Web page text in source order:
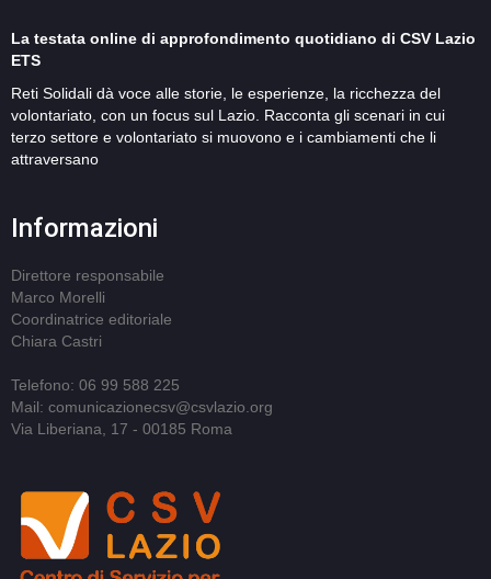
La testata online di approfondimento quotidiano di CSV Lazio
ETS
Reti Solidali dà voce alle storie, le esperienze, la ricchezza del
volontariato, con un focus sul Lazio. Racconta gli scenari in cui
terzo settore e volontariato si muovono e i cambiamenti che li
attraversano
Informazioni
Direttore responsabile
Marco Morelli
Coordinatrice editoriale
Chiara Castri
Telefono: 06 99 588 225
Mail: comunicazionecsv@csvlazio.org
Via Liberiana, 17 - 00185 Roma